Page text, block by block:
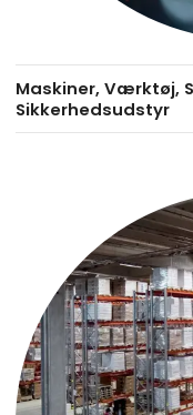
Maskiner, Værktøj,
Sikkerhedsudstyr